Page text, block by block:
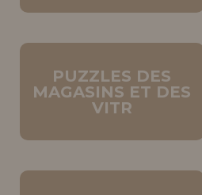
PUZZLES DES
MAGASINS ET DES
VITR